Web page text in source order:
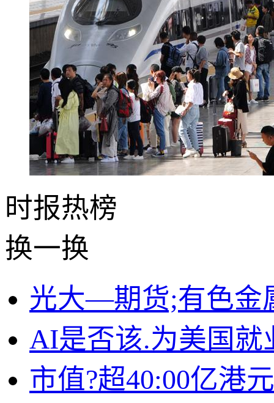
时报热榜
换一换
光大—期货;有色金
AI是否该.为美国就
市值?超40:00亿港